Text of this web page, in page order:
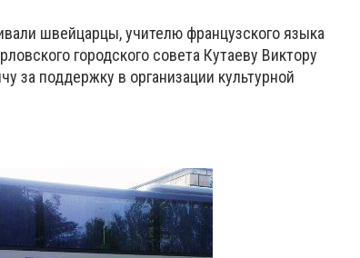
швейцарцы, учителю французского языка
городского совета Кутаеву Виктору
за поддержку в организации культурной